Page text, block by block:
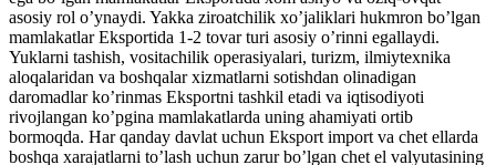
asosiy rol o’ynaydi. Yakka ziroatchilik xo’jaliklari hukmron bo’lgan
mamlakatlar Eksportida 1-2 tovar turi asosiy o’rinni egallaydi.
Yuklarni tashish, vositachilik operasiyalari, turizm, ilmiytexnika
aloqalaridan va boshqalar xizmatlarni sotishdan olinadigan
daromadlar ko’rinmas Eksportni tashkil etadi va iqtisodiyoti
rivojlangan ko’pgina mamlakatlarda uning ahamiyati ortib
bormoqda. Har qanday davlat uchun Eksport import va chet ellarda
boshqa xarajatlarni to’lash uchun zarur bo’lgan chet el valyutasining